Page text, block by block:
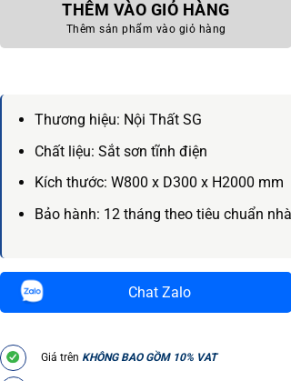
THÊM VÀO GIỎ HÀNG
Thêm sản phẩm vào giỏ hàng
Thương hiệu: Nội Thất SG
Chất liệu: Sắt sơn tĩnh điện
Kích thước: W800 x D300 x H2000 mm
Bảo hành: 12 tháng theo tiêu chuẩn
Chat Zalo
Giá trên KHÔNG BAO GỒM 10% VAT